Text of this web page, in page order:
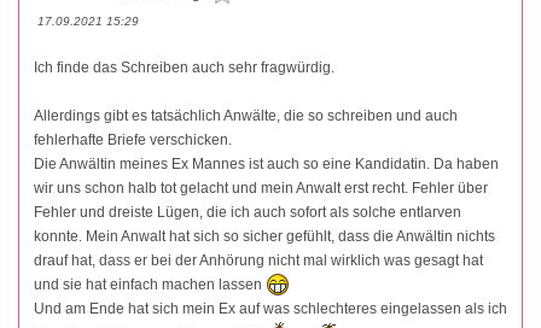
17.09.2021 15:29
Ich finde das Schreiben auch sehr fragwürdig.
Allerdings gibt es tatsächlich Anwälte, die so schreiben und auch
fehlerhafte Briefe verschicken.
Die Anwältin meines Ex Mannes ist auch so eine Kandidatin. Da haben
wir uns schon halb tot gelacht und mein Anwalt erst recht. Fehler über
Fehler und dreiste Lügen, die ich auch sofort als solche entlarven
konnte. Mein Anwalt hat sich so sicher gefühlt, dass die Anwältin nichts
drauf hat, dass er bei der Anhörung nicht mal wirklich was gesagt hat
und sie hat einfach machen lassen
Und am Ende hat sich mein Ex auf was schlechteres eingelassen als ich